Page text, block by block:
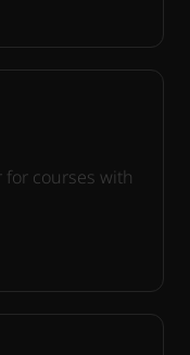
courses with